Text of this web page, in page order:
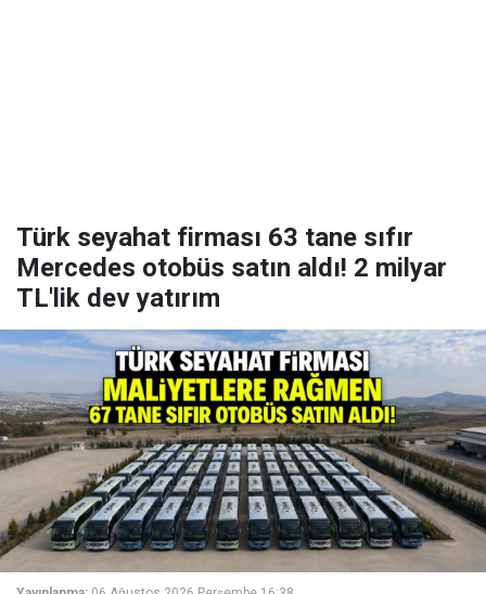
Türk seyahat firması 63 tane sıfır
Mercedes otobüs satın aldı! 2 milyar
TL'lik dev yatırım